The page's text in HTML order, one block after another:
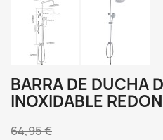
BARRA DE DUCHA
INOXIDABLE
64,95 €